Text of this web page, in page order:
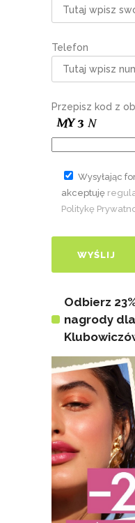
Telefon
Przepisz kod z
Wysyłając
akceptuję
Politykę
Odbierz
nagrody